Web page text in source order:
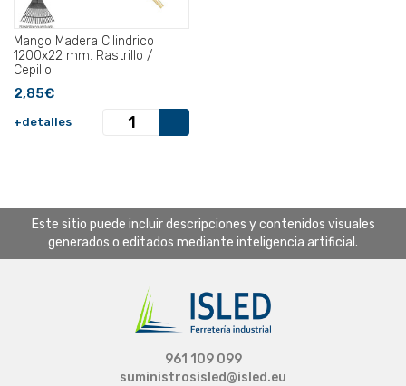
Mango Madera Cilindrico
1200x22 mm. Rastrillo /
Cepillo.
2,85€
+detalles
Este sitio puede incluir descripciones y contenidos visuales
generados o editados mediante inteligencia artificial.
961 109 099
suministrosisled@isled.eu